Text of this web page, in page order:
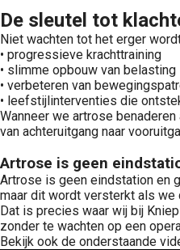
De sleutel tot
Niet wachten tot het erger
• progressieve krachttraining
• slimme opbouw van belasting
• verbeteren van
• leefstijlinterventies die
Wanneer we artrose
van achteruitgang naar
Artrose is geen
Artrose is geen eindstation en
maar dit wordt versterkt als
Dat is precies waar wij bij
zonder te wachten op een
Bekijk ook de onderstaande